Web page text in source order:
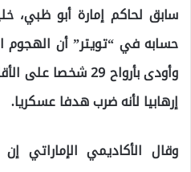
سابق لحاكم إمارة أبو ظبي،
حسابه في “تويتر” أن
وأودى بأرواح 29
إرهابيا لأنه ضرب هدفا عسكريا.
وقال الأكاديمي الإماراتي